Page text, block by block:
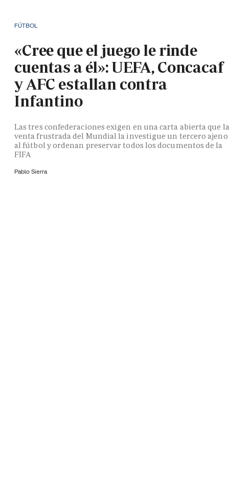
FÚTBOL
«Cree que el juego le rinde
cuentas a él»: UEFA, Concacaf
y AFC estallan contra
Infantino
Las tres confederaciones exigen en una carta abierta que la
venta frustrada del Mundial la investigue un tercero ajeno
al fútbol y ordenan preservar todos los documentos de la
FIFA
Pablo Sierra